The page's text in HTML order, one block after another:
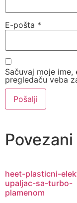
E-pošta *
Sačuvaj moje
pregledaču veba
heet-plasticni-
upaljac-sa-turbo-
plamenom